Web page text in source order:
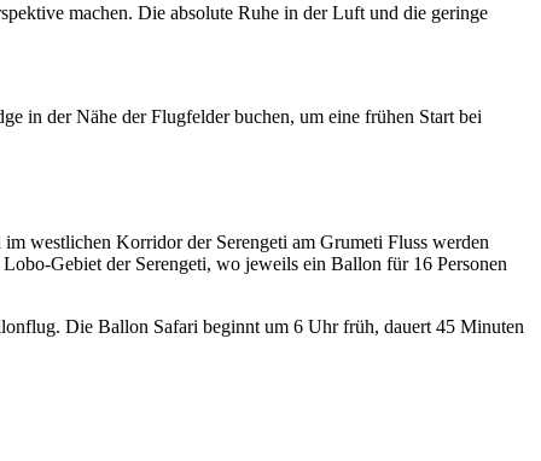
machen. Die absolute Ruhe in der Luft und die geringe
in der Nähe der Flugfelder buchen, um eine frühen Start bei
westlichen Korridor der Serengeti am Grumeti Fluss werden
Gebiet der Serengeti, wo jeweils ein Ballon für 16 Personen
Die Ballon Safari beginnt um 6 Uhr früh, dauert 45 Minuten